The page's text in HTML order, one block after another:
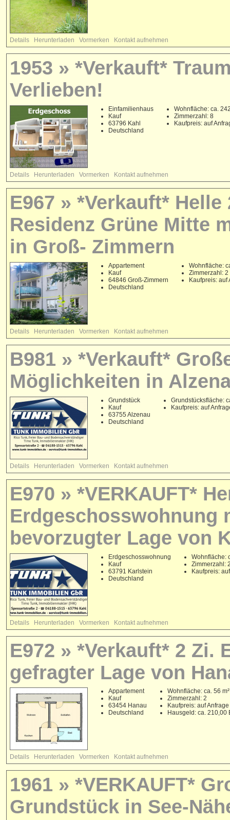
Details Herunterladen Vormerken Kontakt aufnehmen
1953 » *Verkauft*
Verlieben!
Einfamilienhaus
Kauf
63796 Kahl
Deutschland
Wohnfläche: ca.
Zimmerzahl: 8
Kaufpreis: auf
Details Herunterladen Vormerken Kontakt aufnehmen
E967 » *Verkauft*
Residenz Grüne Mitte
in Groß- Zimmern
Appartement
Kauf
64846 Groß-Zimmern
Deutschland
Wohnfläche:
Zimmerzahl: 2
Kaufpreis: auf
Details Herunterladen Vormerken Kontakt aufnehmen
B981 » *Verkauft*
Möglichkeiten in
Grundstück
Kauf
63755 Alzenau
Deutschland
Grundstücksfläche:
Kaufpreis: auf
Details Herunterladen Vormerken Kontakt aufnehmen
E970 » *VERKAUFT*
Erdgeschosswohnung
bevorzugter Lage von
Erdgeschosswohnung
Kauf
63791 Karlstein
Deutschland
Wohnfläche:
Zimmerzahl:
Kaufpreis:
Details Herunterladen Vormerken Kontakt aufnehmen
E972 » *Verkauft* 2 Zi.
gefragter Lage von
Appartement
Kauf
63454 Hanau
Deutschland
Wohnfläche: ca. 56 m²
Zimmerzahl: 2
Kaufpreis: auf Anfrage
Hausgeld: ca. 210,00
Details Herunterladen Vormerken Kontakt aufnehmen
1961 » *VERKAUFT*
Grundstück in See-